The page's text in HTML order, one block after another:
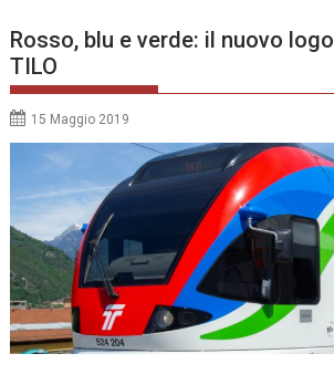
Rosso, blu e verde: il nuovo logo
TILO
15 Maggio 2019